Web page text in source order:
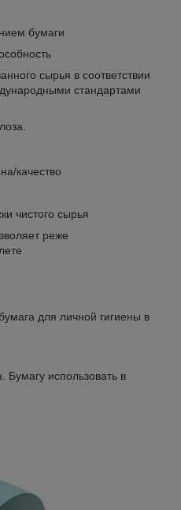
бумаги
сырья в соответствии
стандартами
качество
чистого сырья
реже
для личной гигиены в
Бумагу использовать в